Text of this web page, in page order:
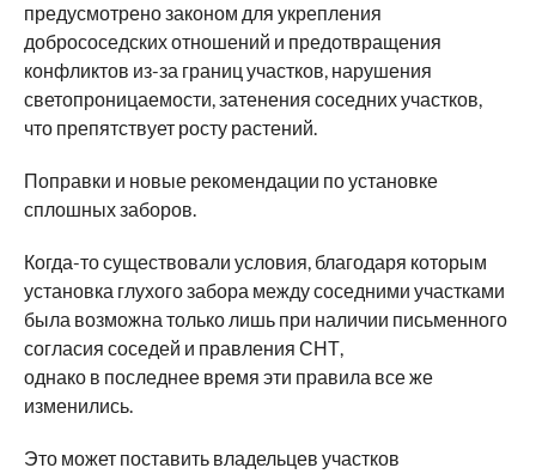
предусмотрено законом для укрепления
добрососедских отношений и предотвращения
конфликтов из-за границ участков, нарушения
светопроницаемости, затенения соседних участков,
что препятствует росту растений.
Поправки и новые рекомендации по установке
сплошных заборов.
Когда-то существовали условия, благодаря которым
установка глухого забора между соседними участками
была возможна только лишь при наличии письменного
согласия соседей и правления СНТ,
однако в последнее время эти правила все же
изменились.
Это может поставить владельцев участков